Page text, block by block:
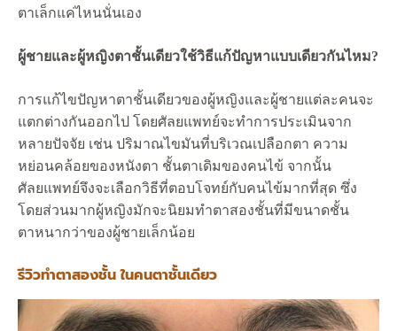
ตาเล็กแค่ไหนนั่นเอง
ผู้ชายและผู้หญิงตาชั้นเดียวใช้วิธีแก้ปัญหาแบบเดียวกันไหม?
การแก้ไขปัญหาตาชั้นเดียวของผู้หญิงและผู้ชายแต่ละคนจะ
แตกต่างกันออกไป โดยศัลยแพทย์จะทำการประเมินจาก
หลายปัจจัย เช่น ปริมาณไขมันที่บริเวณเปลือกตา ความ
หย่อนคล้อยของหนังตา ชั้นตาเดิมของคนไข้ จากนั้น
ศัลยแพทย์จึงจะเลือกวิธีที่ตอบโจทย์กับคนไข้มากที่สุด ซึ่ง
โดยส่วนมากผู้หญิงมักจะนิยมทำตาสองชั้นที่มีขนาดชั้น
ตาหนากว่าของผู้ชายเล็กน้อย
รีวิวทำตาสองชั้น ในคนตาชั้นเดียว